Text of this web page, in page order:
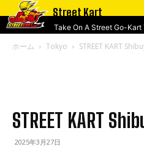
Street Kart
Take On A Street Go-
ホーム Tokyo STREET KART
STREET KART
2025年3月27日